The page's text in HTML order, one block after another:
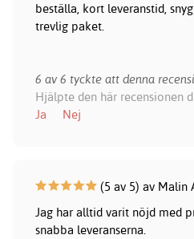
beställa, kort leveranstid,
trevlig paket.
6 av 6 tyckte att denna
Hjälpte den här recensionen
Ja
Nej
(5 av 5) av Malin
Jag har alltid varit nöjd med
snabba leveranserna.